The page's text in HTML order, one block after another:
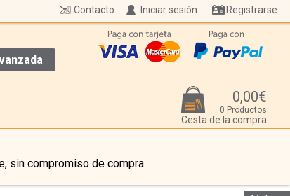
Iniciar sesión Registrarse
Contacto
0,00€
0 Productos
Cesta de la compra
sin compromiso de compra.